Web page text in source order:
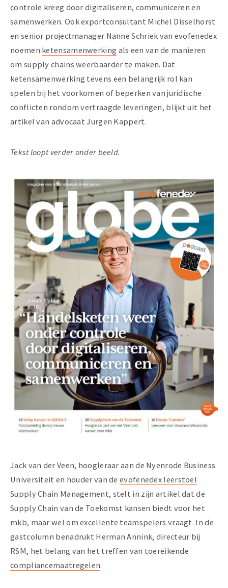
controle kreeg door digitaliseren, communiceren en
samenwerken. Ook exportconsultant Michel Disselhorst
en senior projectmanager Nanne Schriek van evofenedex
noemen ketensamenwerking als een van de manieren
om supply chains weerbaarder te maken. Dat
ketensamenwerking tevens een belangrijk rol kan
spelen bij het voorkomen of beperken van juridische
conflicten rondom vertraagde leveringen, blijkt uit het
artikel van advocaat Jurgen Kappert.
Tekst loopt verder onder beeld.
Jack van der Veen, hoogleraar aan de Nyenrode Business
Universiteit en houder van deevofenedex leerstoel
Supply Chain Management, stelt in zijn artikel dat de
Supply Chain van de Toekomst kansen biedt voor het
mkb, maar wel om excellente teamspelers vraagt. In de
gastcolumn benadrukt Herman Annink, directeur bij
RSM, het belang van het treffen van toereikende
compliancemaatregelen.